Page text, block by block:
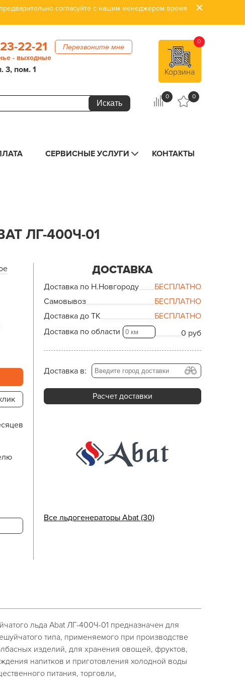
согласуйте с нашим менеджером время
22-21 Перезвоните мне
- выходные
3, пом. 1
Корзина
0
0 0
СЕРВИСНЫЕ УСЛУГИ КОНТАКТЫ
ЛГ-400Ч-01
ДОСТАВКА
Доставка по Н.Новгороду
БЕСПЛАТНО
Самовывоз
БЕСПЛАТНО
Доставка до ТК
БЕСПЛАТНО
Доставка по области
0 руб
Доставка в:
Расчет доставки
Все льдогенераторы Abat (30)
льда Abat ЛГ-400Ч-01 предназначен для
типа, применяемого при производстве
изделий, для хранения овощей, фруктов,
напитков и приготовления холодной воды
питания, торговли,